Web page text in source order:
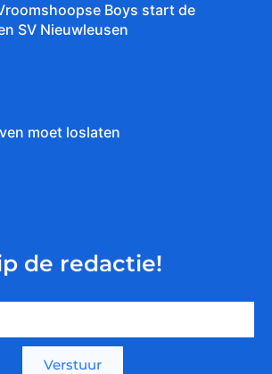
Boys start de
SV Nieuwleusen
moet loslaten
de redactie!
Verstuur